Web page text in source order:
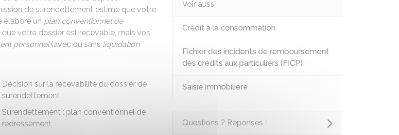
de surendettement estime que votre
élabore un plan conventionnel de
que votre dossier est recevable, mais vos
personnel(avec ou sans liquidation
Décision sur la recevabilité du dossier de
surendettement
Surendettement : plan conventionnel de
redressement
Voir aussi
Crédit à la consommation
Fichier des incidents de remboursement
des crédits aux particuliers (FICP)
Saisie immobilière
Questions ? Réponses !